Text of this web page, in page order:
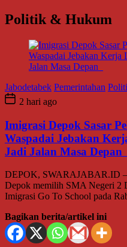
Politik & Hukum
Jabodetabek Pemerintahan
2 hari ago
Imigrasi Depok Sasar
Waspadai Jebakan
Jadi Jalan Masa Depan
DEPOK, SWARAJABAR.ID
Depok memilih SMA Negeri 2
Imigrasi Go To School pada
Bagikan berita/artikel ini